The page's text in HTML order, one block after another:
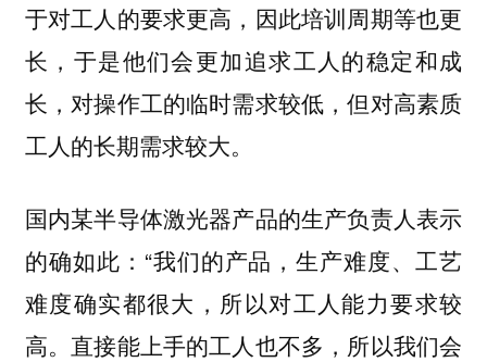
于对工人的要求更高，因此培训周期等也更
长，于是他们会更加追求工人的稳定和成
长，对操作工的临时需求较低，但对高素质
工人的长期需求较大。
国内某半导体激光器产品的生产负责人表示
的确如此：“我们的产品，生产难度、工艺
难度确实都很大，所以对工人能力要求较
高。直接能上手的工人也不多，所以我们会